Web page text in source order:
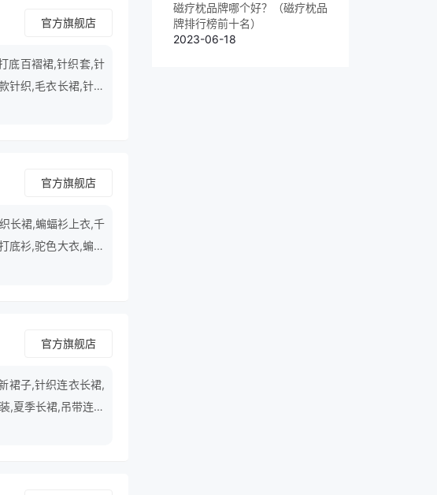
官方旗舰店
底百褶裙,针织套,针
针织,毛衣长裙,针织
官方旗舰店
长裙,蝙蝠衫上衣,千
底衫,驼色大衣,蝙蝠
官方旗舰店
裙子,针织连衣长裙,
,夏季长裙,吊带连衣
磁疗枕品牌哪个好？（磁疗枕品
牌排行榜前十名）
2023-06-18